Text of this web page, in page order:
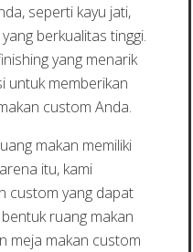
seperti kayu jati,
berkualitas tinggi.
yang menarik
untuk memberikan
custom Anda.
makan memiliki
itu, kami
custom yang dapat
ruang makan
meja makan custom